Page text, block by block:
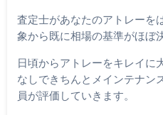
査定士があなたのアトレーを
象から既に相場の基準がほぼ
日頃からアトレーをキレイに
なしできちんとメインテナン
員が評価していきます。